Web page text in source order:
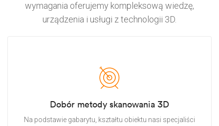
wymagania oferujemy kompleksową wiedzę,
urządzenia i usługi z technologii 3D.
Dobór metody skanowania 3D
Na podstawie gabarytu, kształtu obiektu nasi specjaliści